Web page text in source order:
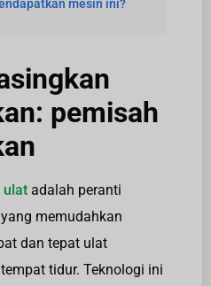
mesin ini?
pemisah
ulat adalah peranti
memudahkan
dan tepat ulat
tidur. Teknologi ini